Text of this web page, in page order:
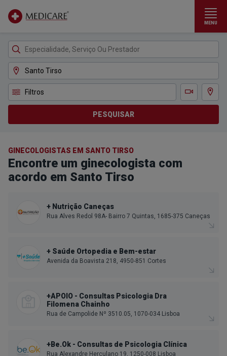
MENU
Filtros
Teleconsulta
Ver
PESQUISAR
GINECOLOGISTAS EM SANTO TIRSO
Encontre um ginecologista com
acordo em Santo Tirso
+ Nutrição Caneças
Rua Alves Redol 98A- Bairro 7 Quintas, 1685-375 Caneças
+ Saúde Ortopedia e Bem-estar
Avenida da Boavista 218, 4950-851 Cortes
+APOIO - Consultas Psicologia Dra
Filomena Chainho
Rua de Campolide Nº 3510.05, 1070-034 Lisboa
+Be.Ok - Consultas de Psicologia Clínica
Rua Alexandre Herculano 19, 1250-008 Lisboa